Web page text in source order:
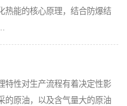
热能的核心原理，结合防爆结
特性对生产流程有着决定性影
的原油，以及含气量大的原油